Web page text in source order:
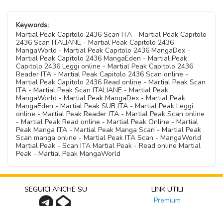
Keywords:
Martial Peak Capitolo 2436 Scan ITA - Martial Peak Capitolo
2436 Scan ITALIANE - Martial Peak Capitolo 2436
MangaWorld - Martial Peak Capitolo 2436 MangaDex -
Martial Peak Capitolo 2436 MangaEden - Martial Peak
Capitolo 2436 Leggi online - Martial Peak Capitolo 2436
Reader ITA - Martial Peak Capitolo 2436 Scan online -
Martial Peak Capitolo 2436 Read online - Martial Peak Scan
ITA - Martial Peak Scan ITALIANE - Martial Peak
MangaWorld - Martial Peak MangaDex - Martial Peak
MangaEden - Martial Peak SUB ITA - Martial Peak Leggi
online - Martial Peak Reader ITA - Martial Peak Scan online
- Martial Peak Read online - Martial Peak Online - Martial
Peak Manga ITA - Martial Peak Manga Scan - Martial Peak
Scan manga online - Martial Peak ITA Scan - MangaWorld
Martial Peak - Scan ITA Martial Peak - Read online Martial
Peak - Martial Peak MangaWorld
SEGUICI ANCHE SU
LINK UTILI
Premium